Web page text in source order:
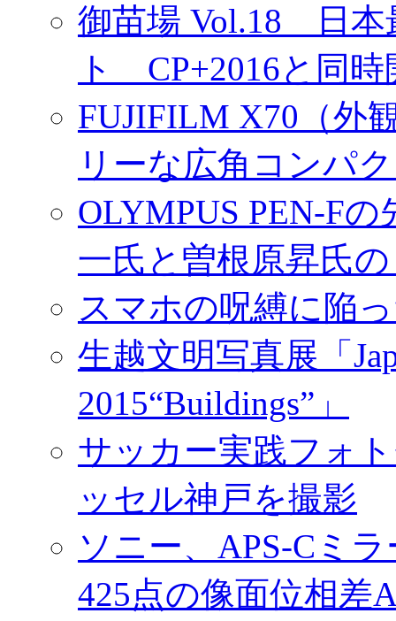
御苗場 Vol.18 日本
ト CP+2016と同時
FUJIFILM X70（外
リーな広角コンパ
OLYMPUS PEN-F
一氏と曽根原昇氏
スマホの呪縛に陥
生越文明写真展「
2015“Buildings”」
サッカー実践フォ
ッセル神戸を撮影
ソニー、APS-Cミ
425点の像面位相